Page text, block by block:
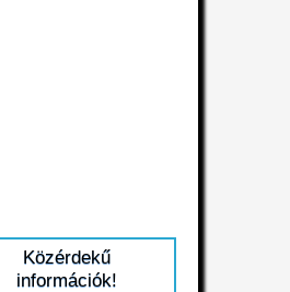
Közérdekű
információk!